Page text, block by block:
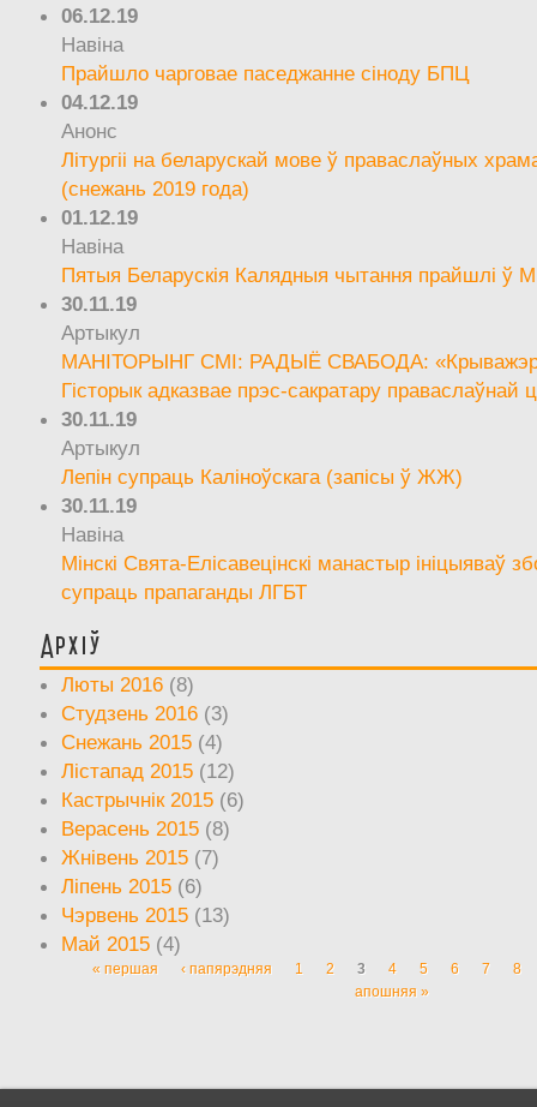
06.12.19
Навіна
Прайшло чарговае паседжанне сіноду БПЦ
04.12.19
Анонс
Літургіі на беларускай мове ў праваслаўных
(снежань 2019 года)
01.12.19
Навіна
Пятыя Беларускія Калядныя чытання прайшлі ў
30.11.19
Артыкул
МАНІТОРЫНГ СМІ: РАДЫЁ СВАБОДА:
Гісторык адказвае прэс-сакратару праваслаўнай
30.11.19
Артыкул
Лепін супраць Каліноўскага (запісы ў ЖЖ)
30.11.19
Навіна
Мінскі Свята-Елісавецінскі манастыр ініцыяваў
супраць прапаганды ЛГБТ
Архіў
Люты 2016 (8)
Студзень 2016 (3)
Снежань 2015 (4)
Лістапад 2015 (12)
Кастрычнік 2015 (6)
Верасень 2015 (8)
Жнівень 2015 (7)
Ліпень 2015 (6)
Чэрвень 2015 (13)
Май 2015 (4)
Старонкі
« першая ‹ папярэдняя 1 2 3 4 5 6 7
8
апошняя »